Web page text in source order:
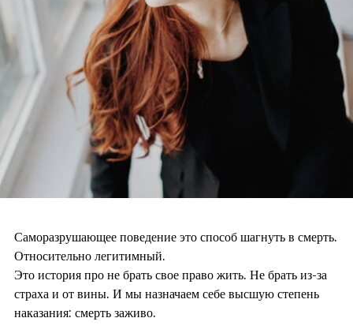
Саморазрушающее поведение это способ шагнуть в смерть.
Относительно легитимный.
Это история про не брать свое право жить. Не брать из-за
страха и от вины. И мы назначаем себе высшую степень
наказания: смерть заживо.